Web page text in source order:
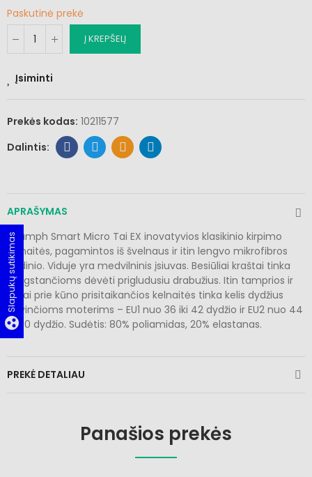
Paskutinė prekė
Į KREPŠELĮ
Įsiminti
Prekės kodas: 10211577
APRAŠYMAS
Triumph Smart Micro Tai EX inovatyvios klasikinio kirpimo
kelnaitės, pagamintos iš švelnaus ir itin lengvo mikrofibros
audinio. Viduje yra medvilninis įsiuvas. Besiūliai kraštai tinka
mėgstančioms dėvėti prigludusiu drabužius. Itin tamprios ir
gerai prie kūno prisitaikančios kelnaitės tinka kelis dydžius
dėvinčioms moterims – EU1 nuo 36 iki 42 dydžio ir EU2 nuo 44
iki 50 dydžio. Sudėtis: 80% poliamidas, 20% elastanas.
PREKĖ DETALIAU
Panašios prekės
group_work
Slapukų sutikimas